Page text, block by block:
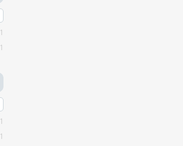
1
1
1
1